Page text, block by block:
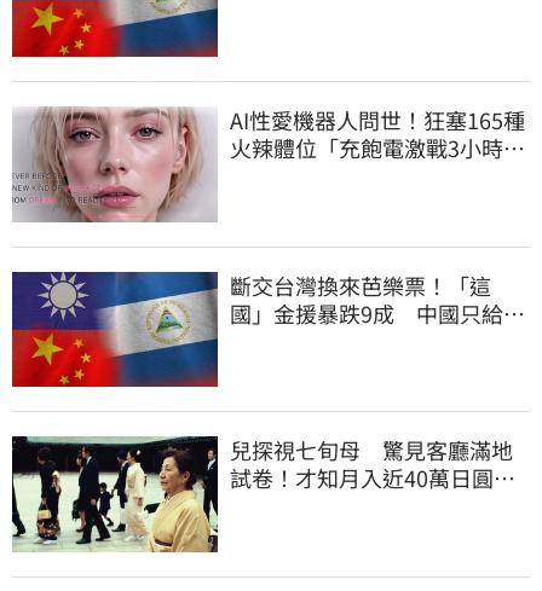
AI性愛機器人問世！狂塞165種
火辣體位「充飽電激戰3小時」
斷交台灣換來芭樂票！「這
國」金援暴跌9成 中國只給26
兒探視七旬母 驚見客廳滿地
試卷！才知月入近40萬日圓